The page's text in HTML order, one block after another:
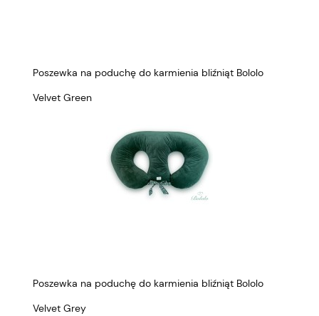
Poszewka na poduchę do karmienia bliźniąt Bololo
Velvet Green
Poszewka na poduchę do karmienia bliźniąt Bololo
Velvet Grey